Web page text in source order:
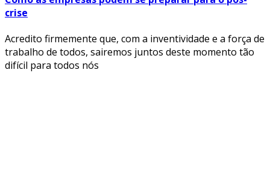
crise
Acredito firmemente que, com a inventividade e a força de
trabalho de todos, sairemos juntos deste momento tão
difícil para todos nós